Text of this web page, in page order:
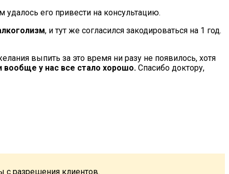
его привести на консультацию.
, и тут же согласился закодироваться на 1 год.
выпить за это время ни разу не появилось, хотя
вообще у нас все стало хорошо. Спасибо доктору,
с разрешения клиентов.